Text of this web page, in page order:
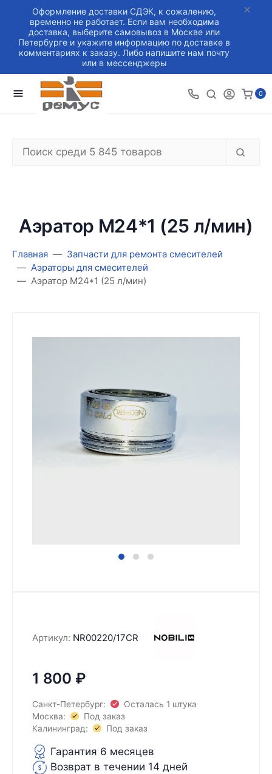
Оформление доставки СДЭК, к сожалению,
временно не работает. Если вам необходима
доставка, выберите самовывоз в Москве или
Петербурге и укажите информацию по доставке в
комментариях к заказу. Либо напишите нам почту
или в мессенджеры
0
Аэратор M24*1 (25 л/мин)
Главная
Запчасти для ремонта смесителей
Аэраторы для смесителей
Аэратор M24*1 (25 л/мин)
Артикул: NR00220/17CR
1 800 ₽
Санкт-Петербург:
Осталась 1 штука
Москва:
Под заказ
Калининград:
Под заказ
Гарантия 6 месяцев
Возврат в течении 14 дней